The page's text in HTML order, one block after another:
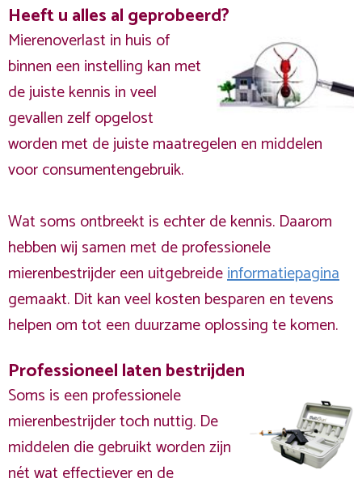
Heeft u alles al geprobeerd?
Mierenoverlast in huis of
binnen een instelling kan met
de juiste kennis in veel
gevallen zelf opgelost
worden met de juiste maatregelen en middelen
voor consumentengebruik.
Wat soms ontbreekt is echter de kennis. Daarom
hebben wij samen met de professionele
mierenbestrijder een uitgebreideinformatiepagina
gemaakt. Dit kan veel kosten besparen en tevens
helpen om tot een duurzame oplossing te komen.
Professioneel laten bestrijden
Soms is een professionele
mierenbestrijder toch nuttig. De
middelen die gebruikt worden zijn
nét wat effectiever en de